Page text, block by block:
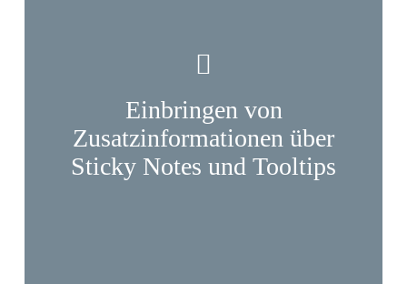
Einbringen von
Zusatzinformationen über
Sticky Notes und Tooltips